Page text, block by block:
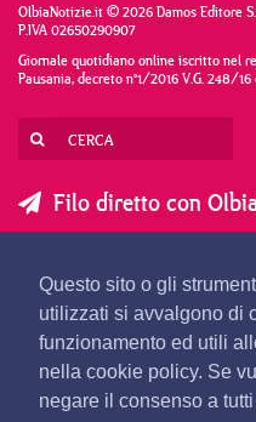
Questo sito o gli
utilizzati si avvalgono di
funzionamento ed utili
nella cookie policy. Se
negare il consenso a
OlbiaNotizie.it © 2026 Damos Editore
P.IVA 02650290907
Giornale quotidiano online iscritto nel
Pausania, decreto n°1/2016 V.G. 248/
Filo diretto con
SEGNALA UNA NOTIZIA
SEGNALA UN EVENTO